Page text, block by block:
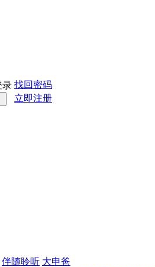
录 找回密码
立即注册
伴随聆听 大申爸